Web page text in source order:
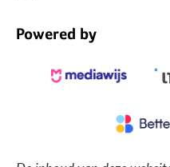
Powered by